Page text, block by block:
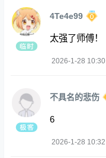
4Te4e99
太强了师傅！
2026-1-28 10:30
不具名的悲伤
6
2026-1-28 10:32